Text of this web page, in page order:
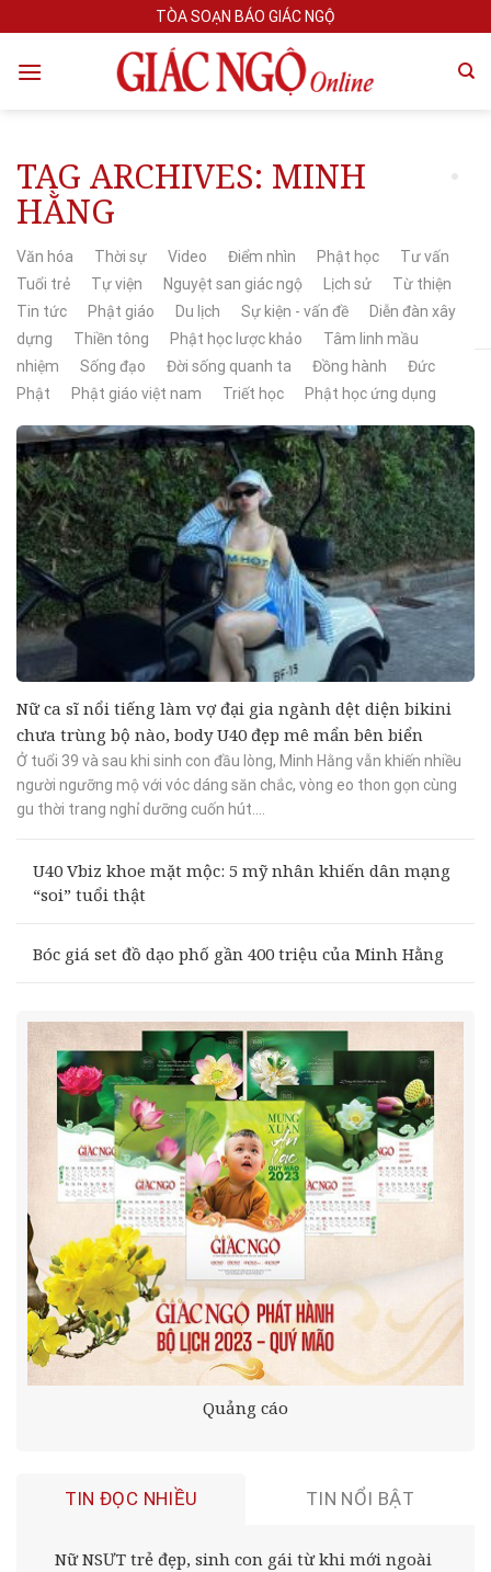
to
content
TÒA SOẠN BÁO GIÁC NGỘ
TAG ARCHIVES: MINH
HẰNG
Văn hóa Thời sự Video Điểm nhìn Phật học
Tư vấn
Tuổi trẻ
Tự viện Nguyệt san giác ngộ Lịch sử
Từ thiện
Tin tức
Phật giáo Du lịch Sự kiện - vấn đề
Diễn đàn xây
dựng
Thiền tông Phật học lược khảo
Tâm linh mầu
nhiệm
Sống đạo Đời sống quanh ta Đồng hành
Đức
Phật
Phật giáo việt nam Triết học Phật học ứng dụng
Nữ ca sĩ nổi tiếng làm vợ đại gia ngành dệt diện bikini
chưa trùng bộ nào, body U40 đẹp mê mẩn bên biển
Ở tuổi 39 và sau khi sinh con đầu lòng, Minh Hằng vẫn khiến nhiều
người ngưỡng mộ với vóc dáng săn chắc, vòng eo thon gọn cùng
gu thời trang nghỉ dưỡng cuốn hút....
U40 Vbiz khoe mặt mộc: 5 mỹ nhân khiến dân mạng
“soi” tuổi thật
Bóc giá set đồ dạo phố gần 400 triệu của Minh Hằng
Quảng cáo
TIN ĐỌC NHIỀU TIN NỔI BẬT
Nữ NSƯT trẻ đẹp, sinh con gái từ khi mới ngoài